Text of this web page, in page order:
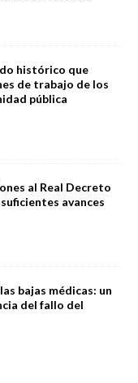
histórico que
de trabajo de los
pública
al Real Decreto
avances
bajas médicas: un
del fallo del